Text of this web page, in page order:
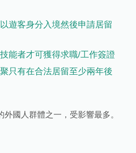
遊客身分入境然後申請居留
能者才可獲得求職/工作簽證
只有在合法居留至少兩年後
外國人群體之一，受影響最多。